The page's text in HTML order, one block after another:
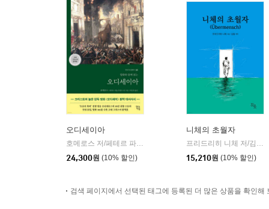
오디세이아
호메로스 저/페테르 파울 루벤스 그림/박문재 역 |
현대지성
24,300원 (10% 할인)
니체의 초월자
프리드리히 니체 저/김철 편역
15,210원 (10% 할인)
검색 페이지에서 선택된 태그에 등록된 더 많은 상품을 확인해